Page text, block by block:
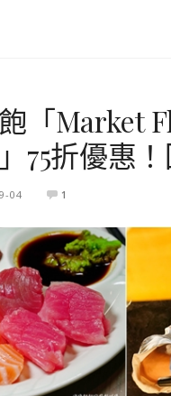
「Market
75折優惠
04 1